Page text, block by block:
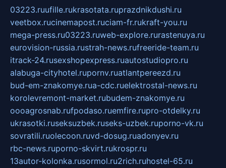
03223.ruufille.rukrasotata.ruprazdnikdushi.ru
veetbox.rucinemapost.ruciam-fr.rukraft-you.ru
mega-press.ru03223.ruweb-explore.rurastenuya.ru
eurovision-russia.rustrah-news.rufreeride-team.ru
itrack-24.rusexshopexpress.ruautostudiopro.ru
alabuga-cityhotel.rupornv.ruatlantpereezd.ru
bud-em-znakomye.rua-cdc.ruelektrostal-news.ru
korolevremont-market.rubudem-znakomye.ru
oooagrosnab.rufpodaso.ruemfire.rupro-otdelky.ru
ukrasotki.ruseksuzbek.ruseks-uzbek.ruporno-vk.ru
sovratili.ruolecoon.ruvd-dosug.ruadonyev.ru
rbc-news.ruporno-skvirt.rukrospr.ru
13autor-kolonka.rusormol.ru2rich.ruhostel-65.ru